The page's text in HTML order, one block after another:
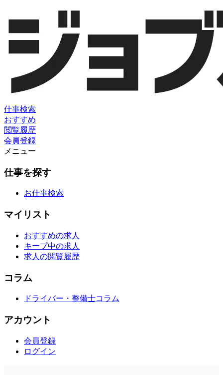
仕事検索
おすすめ
閲覧履歴
会員登録
メニュー
仕事を探す
お仕事検索
マイリスト
おすすめの求人
キープ中の求人
求人の閲覧履歴
コラム
ドライバー・整備士コラム
アカウント
会員登録
ログイン